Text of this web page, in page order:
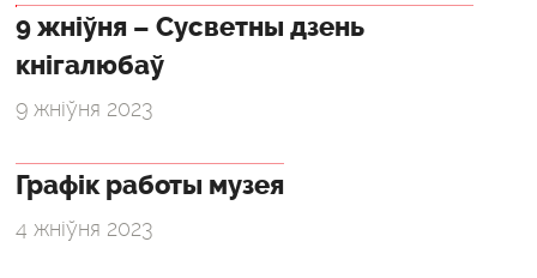
9 жніўня – Сусветны дзень
кнігалюбаў
9 жніўня 2023
Графік работы музея
4 жніўня 2023